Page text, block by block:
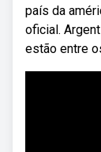
país da
oficial.
estão entre